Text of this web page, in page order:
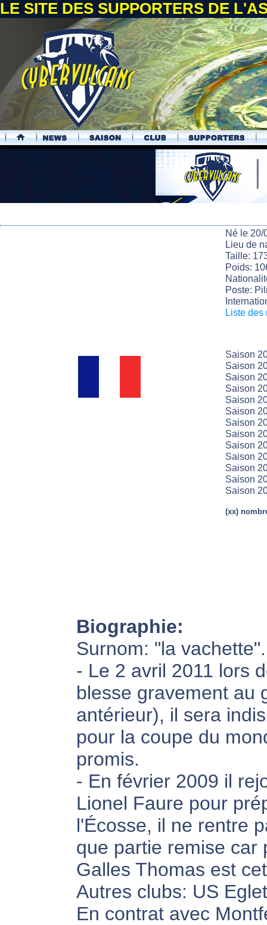
LE SITE DES SUPPORTERS DE
.
Né le 20/
Lieu de
Taille:
Poids:
Poste:
Liste des
Saison
Saison
Saison
Saison
Saison
Saison
Saison
Saison
Saison
Saison
Saison
Saison
Saison
(xx)
Biographie:
Surnom: "la vachette".
- Le 2 avril 2011 lors
blesse gravement au
antérieur), il sera
pour la coupe du
promis.
- En février 2009 il
Lionel Faure pour
l'Écosse, il ne rentre
que partie remise car
Galles Thomas est
Autres clubs: US
En contrat avec